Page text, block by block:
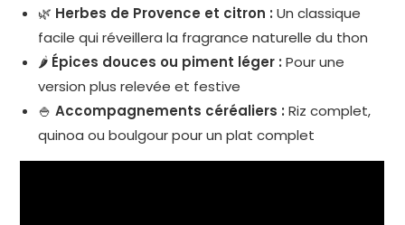
🌿 Herbes de Provence et citron : Un classique
facile qui réveillera la fragrance naturelle du thon
🌶️ Épices douces ou piment léger : Pour une
version plus relevée et festive
🍚Accompagnements céréaliers : Riz complet,
quinoa ou boulgour pour un plat complet